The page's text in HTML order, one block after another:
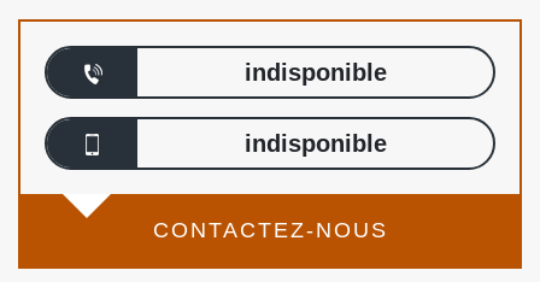
indisponible
indisponible
CONTACTEZ-NOUS